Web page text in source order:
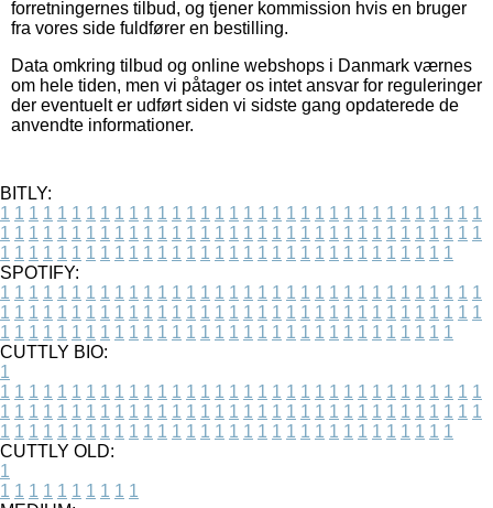
forretningernes tilbud, og tjener kommission hvis en bruger
fra vores side fuldfører en bestilling.
Data omkring tilbud og online webshops i Danmark værnes
om hele tiden, men vi påtager os intet ansvar for reguleringer
der eventuelt er udført siden vi sidste gang opdaterede de
anvendte informationer.
BITLY:
1 1 1 1 1 1 1 1 1 1 1 1 1 1 1 1 1 1 1 1 1 1 1 1 1 1 1 1 1 1 1 1 1 1
1 1 1 1 1 1 1 1 1 1 1 1 1 1 1 1 1 1 1 1 1 1 1 1 1 1 1 1 1 1 1 1 1 1
1 1 1 1 1 1 1 1 1 1 1 1 1 1 1 1 1 1 1 1 1 1 1 1 1 1 1 1 1 1 1 1
SPOTIFY:
1 1 1 1 1 1 1 1 1 1 1 1 1 1 1 1 1 1 1 1 1 1 1 1 1 1 1 1 1 1 1 1 1 1
1 1 1 1 1 1 1 1 1 1 1 1 1 1 1 1 1 1 1 1 1 1 1 1 1 1 1 1 1 1 1 1 1 1
1 1 1 1 1 1 1 1 1 1 1 1 1 1 1 1 1 1 1 1 1 1 1 1 1 1 1 1 1 1 1 1
CUTTLY BIO:
1
1 1 1 1 1 1 1 1 1 1 1 1 1 1 1 1 1 1 1 1 1 1 1 1 1 1 1 1 1 1 1 1 1 1
1 1 1 1 1 1 1 1 1 1 1 1 1 1 1 1 1 1 1 1 1 1 1 1 1 1 1 1 1 1 1 1 1 1
1 1 1 1 1 1 1 1 1 1 1 1 1 1 1 1 1 1 1 1 1 1 1 1 1 1 1 1 1 1 1 1
CUTTLY OLD:
1
1 1 1 1 1 1 1 1 1 1